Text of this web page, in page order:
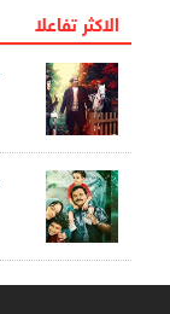
الاکثر تفاعلا